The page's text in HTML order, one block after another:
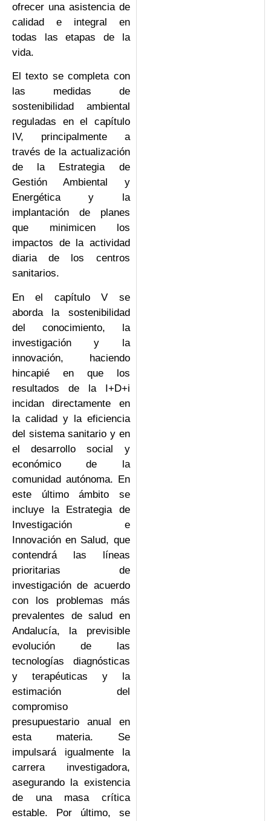
ofrecer una asistencia de
calidad e integral en
todas las etapas de la
vida.
El texto se completa con
las medidas de
sostenibilidad ambiental
reguladas en el capítulo
IV, principalmente a
través de la actualización
de la Estrategia de
Gestión Ambiental y
Energética y la
implantación de planes
que minimicen los
impactos de la actividad
diaria de los centros
sanitarios.
En el capítulo V se
aborda la sostenibilidad
del conocimiento, la
investigación y la
innovación, haciendo
hincapié en que los
resultados de la I+D+i
incidan directamente en
la calidad y la eficiencia
del sistema sanitario y en
el desarrollo social y
económico de la
comunidad autónoma. En
este último ámbito se
incluye la Estrategia de
Investigación e
Innovación en Salud, que
contendrá las líneas
prioritarias de
investigación de acuerdo
con los problemas más
prevalentes de salud en
Andalucía, la previsible
evolución de las
tecnologías diagnósticas
y terapéuticas y la
estimación del
compromiso
presupuestario anual en
esta materia. Se
impulsará igualmente la
carrera investigadora,
asegurando la existencia
de una masa crítica
estable. Por último, se